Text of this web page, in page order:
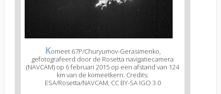
Komeet 67P/Churyumov-Gerasimenko,
gefotografeerd door de Rosetta navigatiecamera
(NAVCAM) op 6 februari 2015 op een afstand van 124
km van de komeetkern. Credits:
ESA/Rosetta/NAVCAM, CC BY-SA IGO 3.0